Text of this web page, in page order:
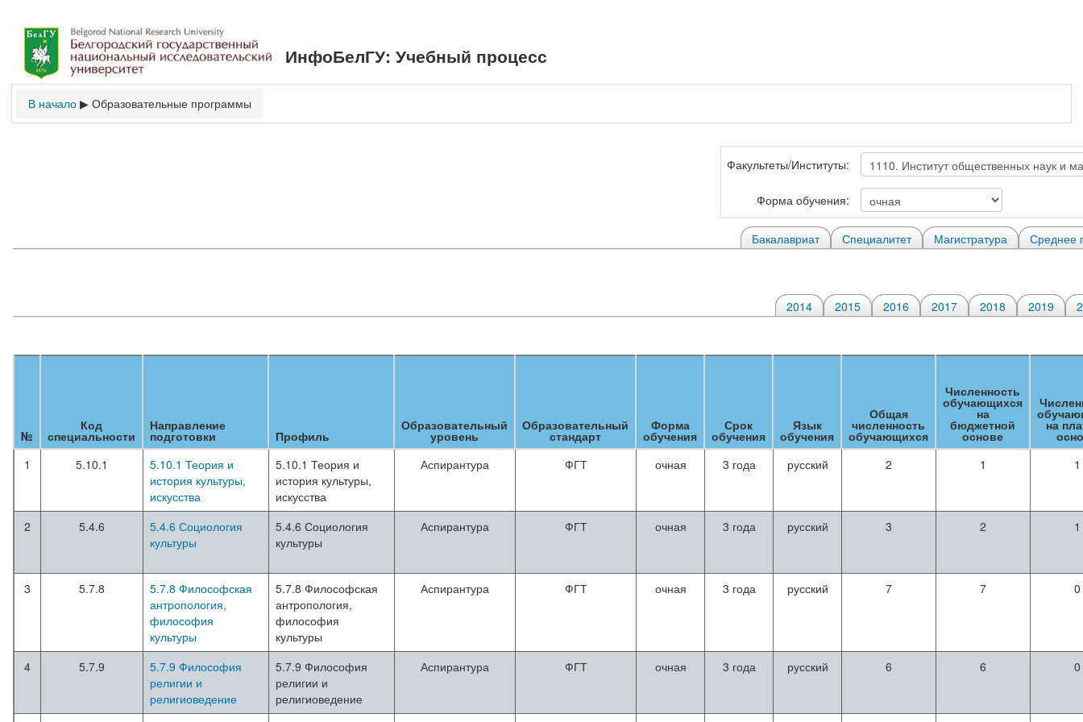
ИнфоБелГУ: Учебный процесс
В начало ▶ Образовательные программы
Факультеты/Институты:
Форма обучения:
Бакалавриат Специалитет Магистратура Среднее
2014 2015 2016 2017 2018 2019
№
Код
специальности
Направление
подготовки Профиль
Образовательный
уровень
Образовательный
стандарт
Форма
обучения
Срок
обучения
Язык
обучения
Общая
численность
обучающихся
Численность
обучающихся
на
бюджетной
основе
на
1
5.10.1
5.10.1 Теория и
история культуры,
искусства
5.10.1 Теория и
история культуры,
искусства
Аспирантура ФГТ очная 3 года русский 2 1 1
2 5.4.6
5.4.6 Социология
культуры
5.4.6 Социология
культуры
Аспирантура ФГТ очная 3 года русский 3 2 1
3 5.7.8
5.7.8 Философская
антропология,
философия
культуры
5.7.8 Философская
антропология,
философия
культуры
Аспирантура ФГТ очная 3 года русский 7 7 0
4 5.7.9
5.7.9 Философия
религии и
религиоведение
5.7.9 Философия
религии и
религиоведение
Аспирантура ФГТ очная 3 года русский 6 6 0